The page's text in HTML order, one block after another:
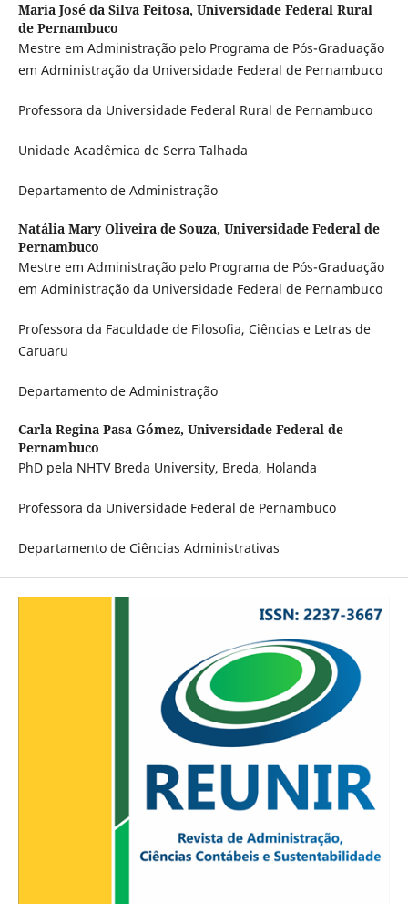
Maria José da Silva Feitosa, Universidade Federal Rural
de Pernambuco
Mestre em Administração pelo Programa de Pós-Graduação
em Administração da Universidade Federal de Pernambuco
Professora da Universidade Federal Rural de Pernambuco
Unidade Acadêmica de Serra Talhada
Departamento de Administração
Natália Mary Oliveira de Souza, Universidade Federal de
Pernambuco
Mestre em Administração pelo Programa de Pós-Graduação
em Administração da Universidade Federal de Pernambuco
Professora da Faculdade de Filosofia, Ciências e Letras de
Caruaru
Departamento de Administração
Carla Regina Pasa Gómez, Universidade Federal de
Pernambuco
PhD pela NHTV Breda University, Breda, Holanda
Professora da Universidade Federal de Pernambuco
Departamento de Ciências Administrativas